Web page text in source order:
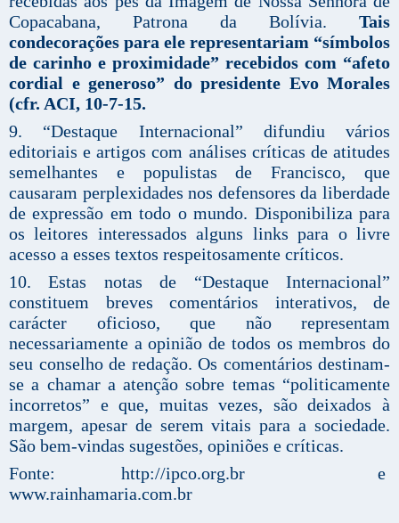
Copacabana, Patrona da Bolívia. Tais
condecorações para ele representariam “símbolos
de carinho e proximidade” recebidos com “afeto
cordial e generoso” do presidente Evo Morales
(cfr. ACI, 10-7-15.
9. “Destaque Internacional” difundiu vários
editoriais e artigos com análises críticas de atitudes
semelhantes e populistas de Francisco, que
causaram perplexidades nos defensores da liberdade
de expressão em todo o mundo. Disponibiliza para
os leitores interessados alguns links para o livre
acesso a esses textos respeitosamente críticos.
10. Estas notas de “Destaque Internacional”
constituem breves comentários interativos, de
carácter oficioso, que não representam
necessariamente a opinião de todos os membros do
seu conselho de redação. Os comentários destinam-
se a chamar a atenção sobre temas “politicamente
incorretos” e que, muitas vezes, são deixados à
margem, apesar de serem vitais para a sociedade.
São bem-vindas sugestões, opiniões e críticas.
Fonte: http://ipco.org.br e
www.rainhamaria.com.br